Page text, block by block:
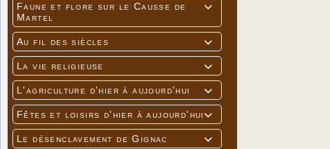

Faune et flore sur le Causse de
Martel

Au fil des siècles

La vie religieuse

L'agriculture d'hier à aujourd'hui

Fêtes et loisirs d'hier à aujourd'hui

Le désenclavement de Gignac